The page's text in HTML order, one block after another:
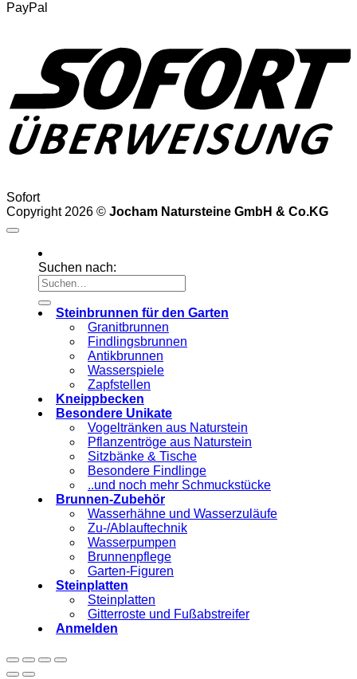
PayPal
Sofort
Copyright 2026 © Jocham Natursteine GmbH & Co.KG
Suchen nach:
Steinbrunnen für den Garten
Granitbrunnen
Findlingsbrunnen
Antikbrunnen
Wasserspiele
Zapfstellen
Kneippbecken
Besondere Unikate
Vogeltränken aus Naturstein
Pflanzentröge aus Naturstein
Sitzbänke & Tische
Besondere Findlinge
..und noch mehr Schmuckstücke
Brunnen-Zubehör
Wasserhähne und Wasserzuläufe
Zu-/Ablauftechnik
Wasserpumpen
Brunnenpflege
Garten-Figuren
Steinplatten
Steinplatten
Gitterroste und Fußabstreifer
Anmelden